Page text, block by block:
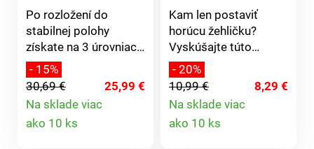
Po rozložení do
stabilnej polohy
získate na 3 úrovniach
10 metrov bielizňovej
šnúry. Športové
oblečenie, tričká,
nočná a spodná
bielizeň môžu schnúť
- 15%
30,69 €
25,99 €
Na sklade viac
ako 10 ks
Kam len postaviť
horúcu žehličku?
Vyskúšajte túto
izolačnú podložku so
špeciálnou spodnou
vrstvou. Môžete do
nej bezpečne položiť
žehličku a nechať ju
- 20%
10,99 €
8,29 €
Na sklade viac
ako 10 ks